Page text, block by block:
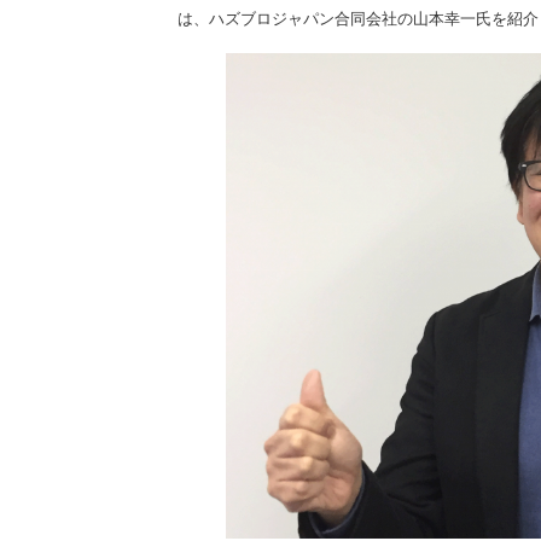
は、ハズブロジャパン合同会社の山本幸一氏を紹